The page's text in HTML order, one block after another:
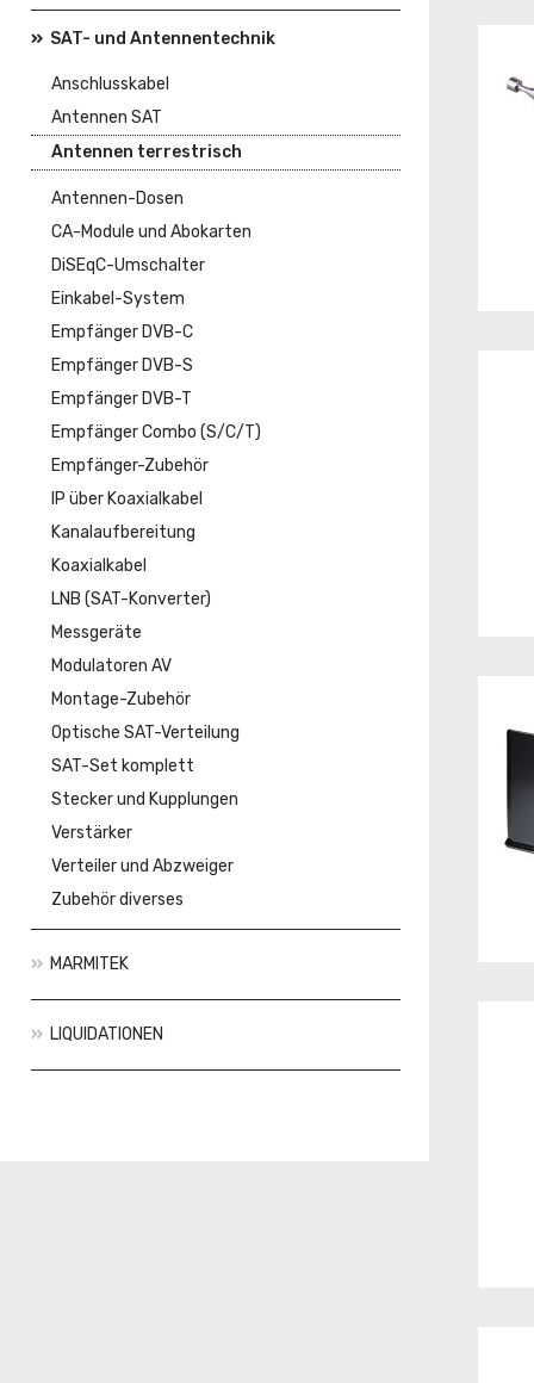
SAT- und Antennentechnik
Anschlusskabel
Antennen SAT
Antennen terrestrisch
Antennen-Dosen
CA-Module und Abokarten
DiSEqC-Umschalter
Einkabel-System
Empfänger DVB-C
Empfänger DVB-S
Empfänger DVB-T
Empfänger Combo (S/C/T)
Empfänger-Zubehör
IP über Koaxialkabel
Kanalaufbereitung
Koaxialkabel
LNB (SAT-Konverter)
Messgeräte
Modulatoren AV
Montage-Zubehör
Optische SAT-Verteilung
SAT-Set komplett
Stecker und Kupplungen
Verstärker
Verteiler und Abzweiger
Zubehör diverses
MARMITEK
LIQUIDATIONEN